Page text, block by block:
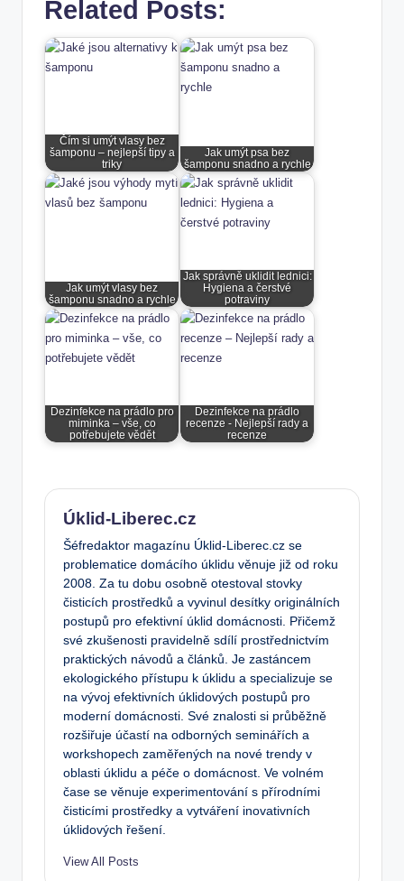
Related Posts:
Čím si umýt vlasy bez
šamponu – nejlepší tipy a
triky
Jak umýt psa bez
šamponu snadno a rychle
Jak umýt vlasy bez
šamponu snadno a rychle
Jak správně uklidit lednici:
Hygiena a čerstvé
potraviny
Dezinfekce na prádlo pro
miminka – vše, co
potřebujete vědět
Dezinfekce na prádlo
recenze - Nejlepší rady a
recenze
Úklid-Liberec.cz
Šéfredaktor magazínu Úklid-Liberec.cz se
problematice domácího úklidu věnuje již od roku
2008. Za tu dobu osobně otestoval stovky
čisticích prostředků a vyvinul desítky originálních
postupů pro efektivní úklid domácnosti. Přičemž
své zkušenosti pravidelně sdílí prostřednictvím
praktických návodů a článků. Je zastáncem
ekologického přístupu k úklidu a specializuje se
na vývoj efektivních úklidových postupů pro
moderní domácnosti. Své znalosti si průběžně
rozšiřuje účastí na odborných seminářích a
workshopech zaměřených na nové trendy v
oblasti úklidu a péče o domácnost. Ve volném
čase se věnuje experimentování s přírodními
čisticími prostředky a vytváření inovativních
úklidových řešení.
View All Posts